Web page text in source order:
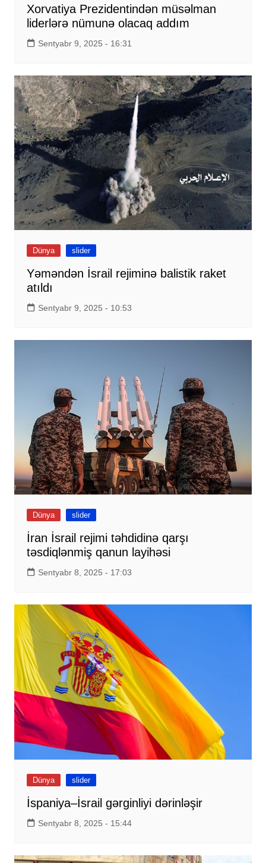
Xorvatiya Prezidentindən müsəlman
liderlərə nümunə olacaq addım
Sentyabr 9, 2025 - 16:31
Dünya slider
Yəməndən İsrail rejiminə balistik raket
atıldı
Sentyabr 9, 2025 - 10:53
Dünya slider
İran İsrail rejimi təhdidinə qarşı
təsdiqlənmiş qanun layihəsi
Sentyabr 8, 2025 - 17:03
Dünya slider
İspaniya–İsrail gərginliyi dərinləşir
Sentyabr 8, 2025 - 15:44